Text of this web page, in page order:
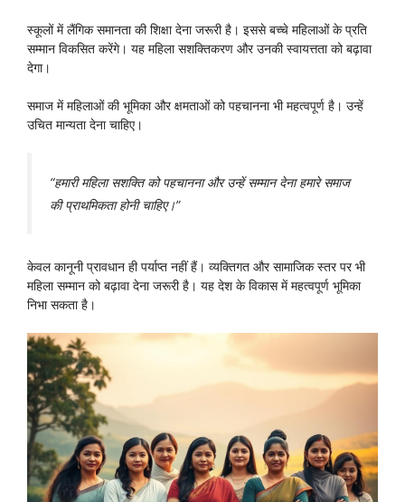
स्कूलों में लैंगिक समानता की शिक्षा देना जरूरी है। इससे बच्चे महिलाओं के प्रति
सम्मान विकसित करेंगे। यह महिला सशक्तिकरण और उनकी स्वायत्तता को बढ़ावा
देगा।
समाज में महिलाओं की भूमिका और क्षमताओं को पहचानना भी महत्वपूर्ण है। उन्हें
उचित मान्यता देना चाहिए।
“हमारी महिला सशक्ति को पहचानना और उन्हें सम्मान देना हमारे समाज
की प्राथमिकता होनी चाहिए।”
केवल कानूनी प्रावधान ही पर्याप्त नहीं हैं। व्यक्तिगत और सामाजिक स्तर पर भी
महिला सम्मान को बढ़ावा देना जरूरी है। यह देश के विकास में महत्वपूर्ण भूमिका
निभा सकता है।